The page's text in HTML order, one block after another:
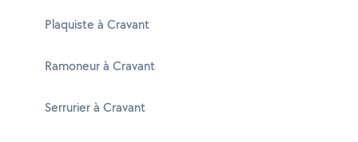
Plaquiste à Cravant
Ramoneur à Cravant
Serrurier à Cravant